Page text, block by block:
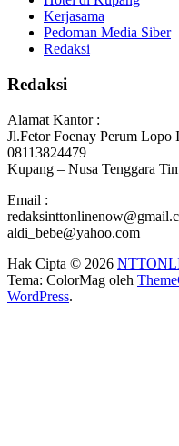
Kerjasama
Pedoman Media Siber
Redaksi
Redaksi
Alamat Kantor :
Jl.Fetor Foenay Perum
08113824479
Kupang – Nusa Tenggara
Email :
aldi_bebe@yahoo.com
Hak Cipta © 2026
Tema: ColorMag oleh
WordPress.